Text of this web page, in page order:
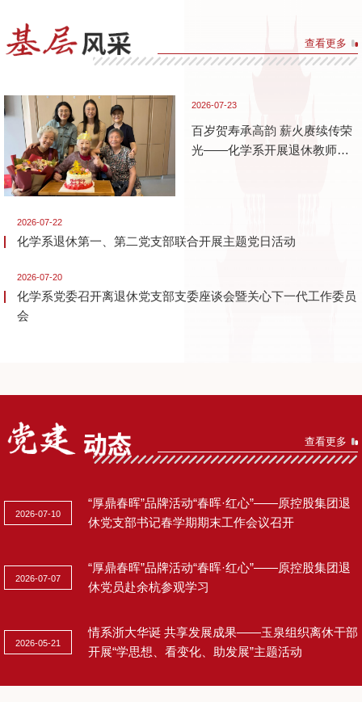
查看更多
2026-07-23
百岁贺寿承高韵 薪火赓续传荣
光——化学系开展退休教师专
2026-07-22
化学系退休第一、第二党支部联合开展主题党日活动
2026-07-20
化学系党委召开离退休党支部支委座谈会暨关心下一代工作委员
会
查看更多
2026-07-10
“厚鼎春晖”品牌活动“春晖·红心”——原控股集团退
休党支部书记春学期期末工作会议召开
2026-07-07
“厚鼎春晖”品牌活动“春晖·红心”——原控股集团退
休党员赴余杭参观学习
2026-05-21
情系浙大华诞 共享发展成果——玉泉组织离休干部
开展“学思想、看变化、助发展”主题活动